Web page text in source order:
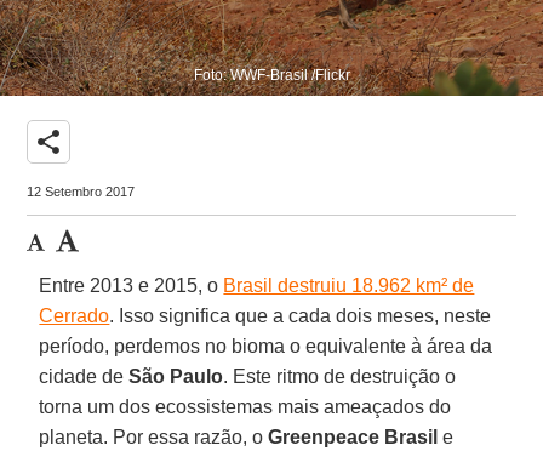
Foto: WWF-Brasil /Flickr
share
12 Setembro 2017
Entre 2013 e 2015, o Brasil destruiu 18.962 km² de
Cerrado. Isso significa que a cada dois meses, neste
período, perdemos no bioma o equivalente à área da
cidade de São Paulo. Este ritmo de destruição o
torna um dos ecossistemas mais ameaçados do
planeta. Por essa razão, oGreenpeace Brasil e